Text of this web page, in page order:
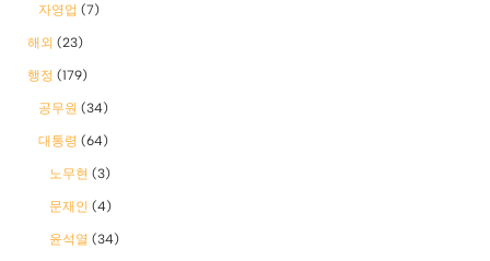
자영업 (7)
해외 (23)
행정 (179)
공무원 (34)
대통령 (64)
노무현 (3)
문재인 (4)
윤석열 (34)